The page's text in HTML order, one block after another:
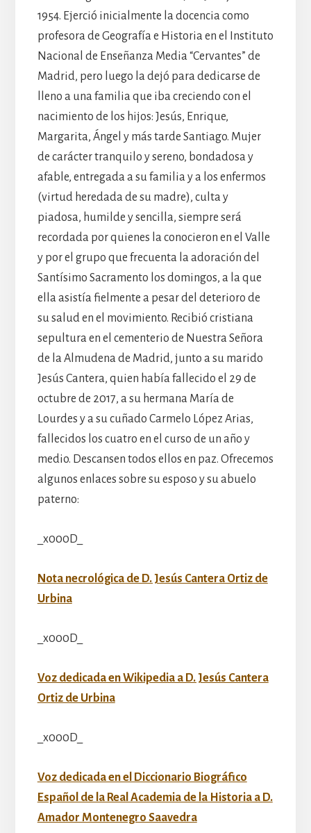
1954. Ejerció inicialmente la docencia como
profesora de Geografía e Historia en el Instituto
Nacional de Enseñanza Media “Cervantes” de
Madrid, pero luego la dejó para dedicarse de
lleno a una familia que iba creciendo con el
nacimiento de los hijos: Jesús, Enrique,
Margarita, Ángel y más tarde Santiago. Mujer
de carácter tranquilo y sereno, bondadosa y
afable, entregada a su familia y a los enfermos
(virtud heredada de su madre), culta y
piadosa, humilde y sencilla, siempre será
recordada por quienes la conocieron en el Valle
y por el grupo que frecuenta la adoración del
Santísimo Sacramento los domingos, a la que
ella asistía fielmente a pesar del deterioro de
su salud en el movimiento. Recibió cristiana
sepultura en el cementerio de Nuestra Señora
de la Almudena de Madrid, junto a su marido
Jesús Cantera, quien había fallecido el 29 de
octubre de 2017, a su hermana María de
Lourdes y a su cuñado Carmelo López Arias,
fallecidos los cuatro en el curso de un año y
medio. Descansen todos ellos en paz. Ofrecemos
algunos enlaces sobre su esposo y su abuelo
paterno:
_x000D_
Nota necrológica de D. Jesús Cantera Ortiz de
Urbina
_x000D_
Voz dedicada en Wikipedia a D. Jesús Cantera
Ortiz de Urbina
_x000D_
Voz dedicada en el Diccionario Biográfico
Español de la Real Academia de la Historia a D.
Amador Montenegro Saavedra